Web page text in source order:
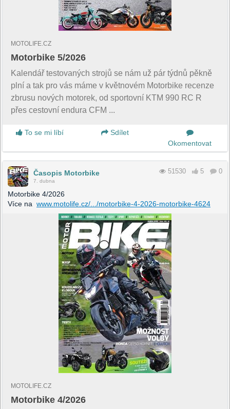
MOTOLIFE.CZ
Motorbike 5/2026
Kalendář testovaných strojů se nám už pár týdnů pěkně
plní a tak pro vás máme v květnovém Motorbike recenze
zbrusu nových motorek, od sportovní KTM 990 RC R
přes cestovní endura CFM ...
To se mi líbí
Sdílet
Okomentovat
Časopis Motorbike
7. dubna
51530 5 0
Motorbike 4/2026
Více na www.motolife.cz/.../motorbike-4-2026-motorbike-4624
MOTOLIFE.CZ
Motorbike 4/2026